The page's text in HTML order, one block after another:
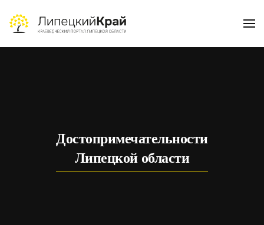
Skip to main content
Достопримечательности
Липецкой области